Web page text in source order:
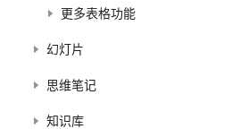
更多表格功能
幻灯片
思维笔记
知识库